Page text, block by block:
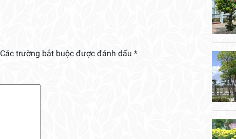
Các trường bắt buộc được đánh dấu *